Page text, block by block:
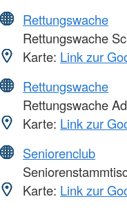
Rettungswache
Rettungswache
Karte: Link zur
Rettungswache
Rettungswache
Karte: Link zur
Seniorenclub
Karte: Link zur